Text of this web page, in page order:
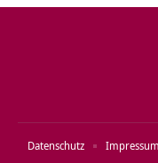
Datenschutz Impressum